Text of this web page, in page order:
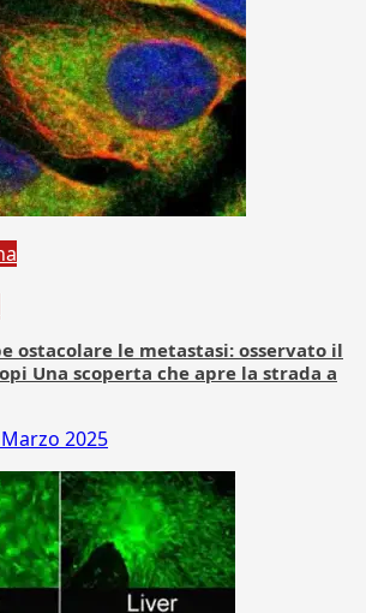
ostacolare le metastasi: osservato il
Una scoperta che apre la strada a
2025